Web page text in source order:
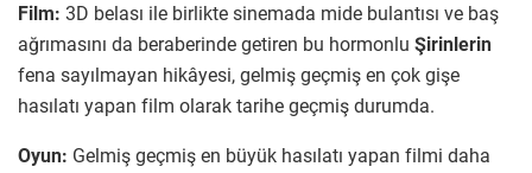
Film: 3D belası ile birlikte sinemada mide bulantısı ve baş
ağrımasını da beraberinde getiren bu hormonlu Şirinlerin
fena sayılmayan hikâyesi, gelmiş geçmiş en çok gişe
hasılatı yapan film olarak tarihe geçmiş durumda.
Oyun: Gelmiş geçmiş en büyük hasılatı yapan filmi daha